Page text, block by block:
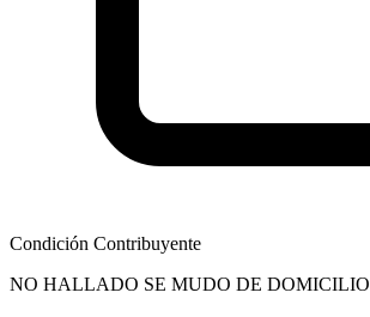
Condición Contribuyente
NO HALLADO SE MUDO DE DOMICILIO